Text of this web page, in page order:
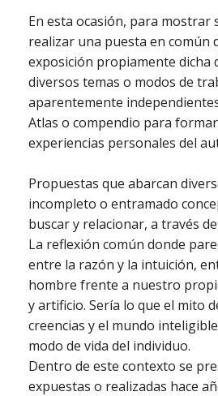
En esta ocasión, para
realizar una puesta en
exposición propiamente dicha
diversos temas o modos de
aparentemente
Atlas o compendio para
experiencias personales del
Propuestas que abarcan
incompleto o entramado
buscar y relacionar, a través
La reflexión común donde
entre la razón y la intuición,
hombre frente a nuestro
y artificio. Sería lo que el mito
creencias y el mundo
modo de vida del individuo.
Dentro de este contexto se
expuestas o realizadas hace